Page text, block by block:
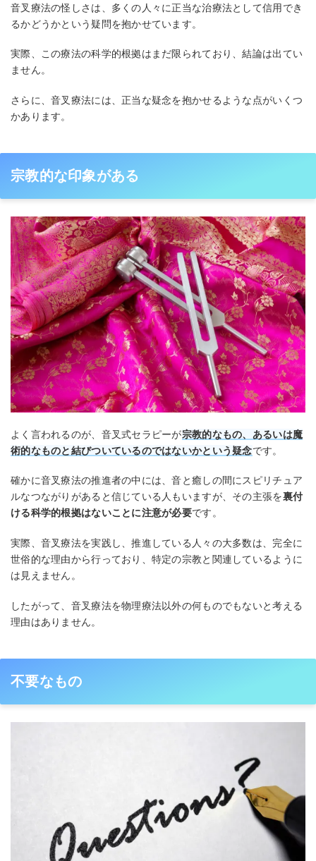
音叉療法の怪しさは、多くの人々に正当な治療法として信用でき
るかどうかという疑問を抱かせています。
実際、この療法の科学的根拠はまだ限られており、結論は出てい
ません。
さらに、音叉療法には、正当な疑念を抱かせるような点がいくつ
かあります。
宗教的な印象がある
よく言われるのが、音叉式セラピーが宗教的なもの、あるいは魔
術的なものと結びついているのではないかという疑念です。
確かに音叉療法の推進者の中には、音と癒しの間にスピリチュア
ルなつながりがあると信じている人もいますが、その主張を裏付
ける科学的根拠はないことに注意が必要です。
実際、音叉療法を実践し、推進している人々の大多数は、完全に
世俗的な理由から行っており、特定の宗教と関連しているように
は見えません。
したがって、音叉療法を物理療法以外の何ものでもないと考える
理由はありません。
不要なもの